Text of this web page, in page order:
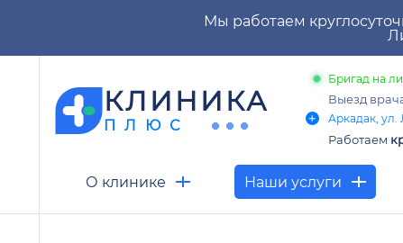
Мы работаем
КЛИНИКА
ПЛЮС
Бригад на
Выезд
Аркадак, ул.
Работаем
О клинике Наши услуги